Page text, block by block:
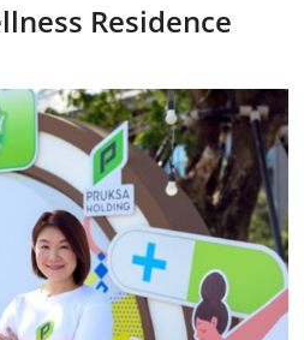
Residence